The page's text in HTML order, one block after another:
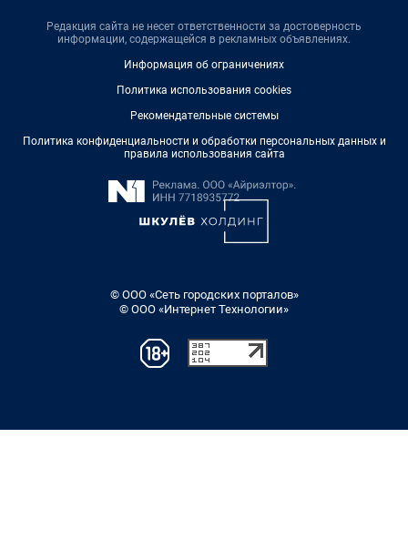
Редакция сайта не несет ответственности за достоверность
информации, содержащейся в рекламных объявлениях.
Информация об ограничениях
Политика использования cookies
Рекомендательные системы
Политика конфиденциальности и обработки персональных данных и
правила использования сайта
© ООО «Сеть городских порталов»
© ООО «Интернет Технологии»